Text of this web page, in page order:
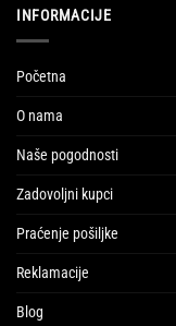
INFORMACIJE
Početna
O nama
Naše pogodnosti
Zadovoljni kupci
Praćenje pošiljke
Reklamacije
Blog